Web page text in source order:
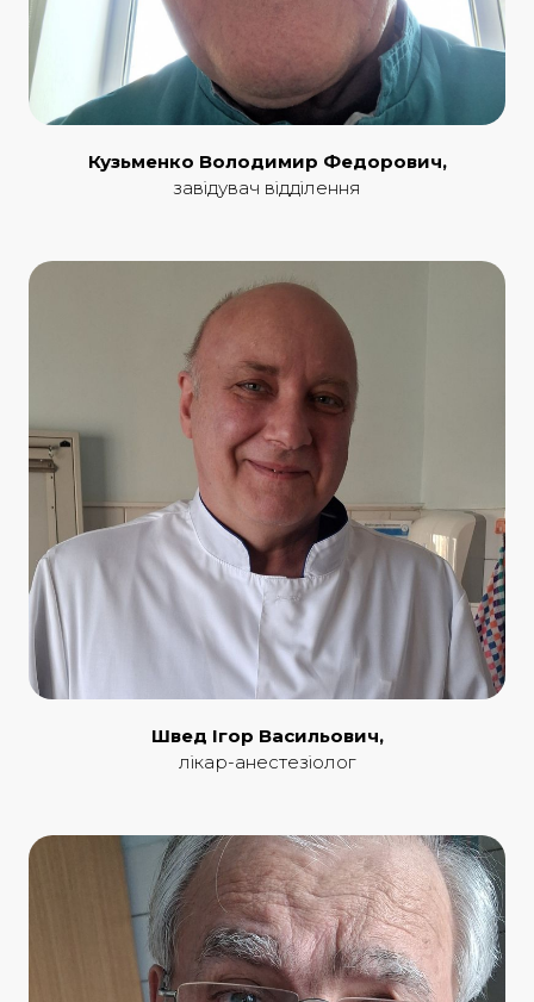
Кузьменко Володимир Федорович,
завідувач відділення
Швед Ігор Васильович,
лікар-анестезіолог